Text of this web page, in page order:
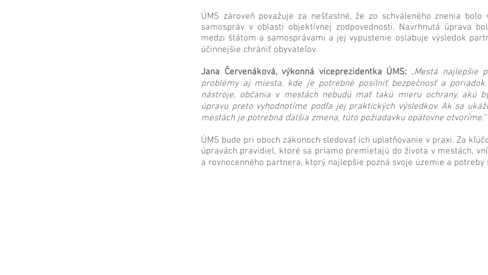
ÚMS zároveň považuje za nešťastné, že zo schváleného znenia
samospráv v oblasti objektívnej zodpovednosti. Navrhnutá úprava
medzi štátom a samosprávami a jej vypustenie oslabuje výsledok
účinnejšie chrániť obyvateľov.
Jana Červenáková, výkonná viceprezidentka ÚMS: „Mestá najlepšie
problémy aj miesta, kde je potrebné posilniť bezpečnosť a
nástroje, občania v mestách nebudú mať takú mieru ochrany, akú
úpravu preto vyhodnotíme podľa jej praktických výsledkov. Ak sa
mestách je potrebná ďalšia zmena, túto požiadavku opätovne otvoríme.“
ÚMS bude pri oboch zákonoch sledovať ich uplatňovanie v praxi. Za
úpravách pravidiel, ktoré sa priamo premietajú do života v mestách,
a rovnocenného partnera, ktorý najlepšie pozná svoje územie a potreby